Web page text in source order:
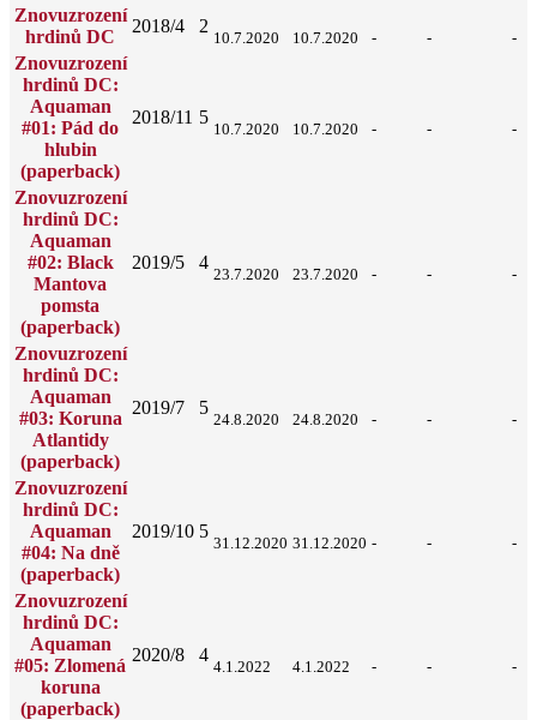
Znovuzrození
hrdinů DC
2018/4 2
10.7.2020 10.7.2020 - - -
Znovuzrození
hrdinů DC:
Aquaman
#01: Pád do
hlubin
(paperback)
2018/11 5
10.7.2020 10.7.2020 - - -
Znovuzrození
hrdinů DC:
Aquaman
#02: Black
Mantova
pomsta
(paperback)
2019/5 4
23.7.2020 23.7.2020 - - -
Znovuzrození
hrdinů DC:
Aquaman
#03: Koruna
Atlantidy
(paperback)
2019/7 5
24.8.2020 24.8.2020 - - -
Znovuzrození
hrdinů DC:
Aquaman
#04: Na dně
(paperback)
2019/10 5
31.12.2020 31.12.2020 - - -
Znovuzrození
hrdinů DC:
Aquaman
#05: Zlomená
koruna
(paperback)
2020/8 4
4.1.2022 4.1.2022 - - -